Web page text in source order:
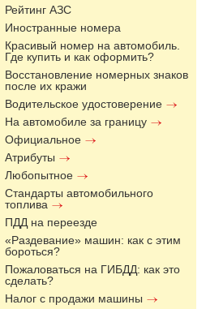
Рейтинг АЗС
Иностранные номера
Красивый номер на автомобиль.
Где купить и как оформить?
Восстановление номерных знаков
после их кражи
Водительское удостоверение
На автомобиле за границу
Официальное
Атрибуты
Любопытное
Стандарты автомобильного
топлива
ПДД на переезде
«Раздевание» машин: как с этим
бороться?
Пожаловаться на ГИБДД: как это
сделать?
Налог с продажи машины